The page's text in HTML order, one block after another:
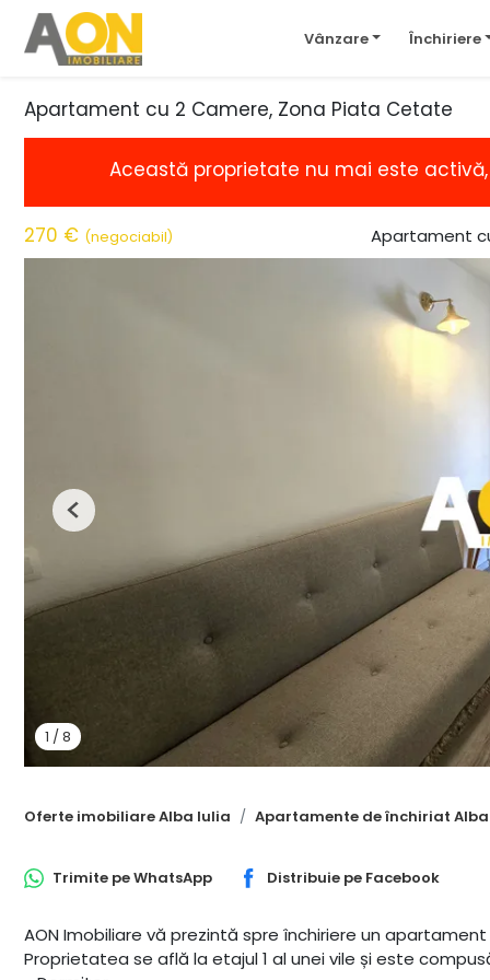
Vânzare Închiriere
Apartament cu 2 Camere, Zona Piata Cetate
Această proprietate nu mai este activă,
270 € (negociabil) Apartament
1 / 8
Previous
Oferte imobiliare Alba Iulia Apartamente de închiriat
Trimite peWhatsApp Distribuie pe Facebook
AON Imobiliare vă prezintă spre închiriere un
Proprietatea se află la etajul 1 al unei vile și este